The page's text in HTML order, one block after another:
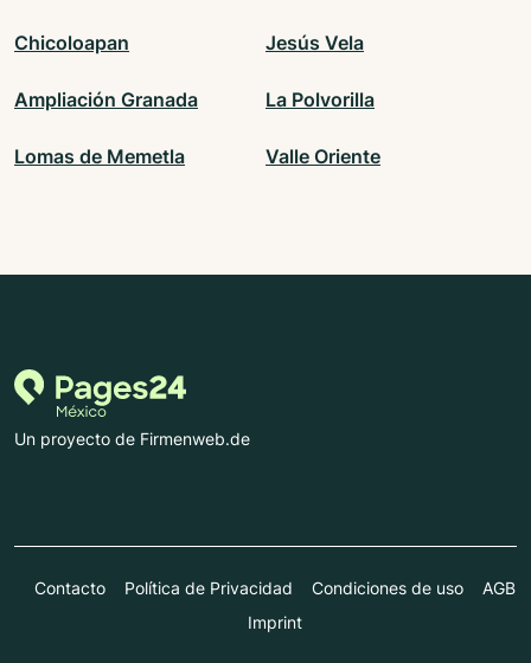
Chicoloapan Jesús Vela
Ampliación Granada La Polvorilla
Lomas de Memetla Valle Oriente
Un proyecto de Firmenweb.de
Contacto Política de Privacidad Condiciones de uso
AGB
Imprint